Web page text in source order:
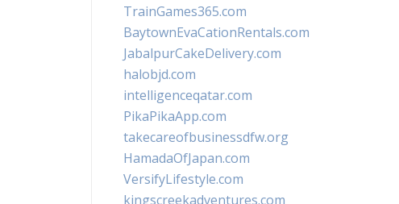
TrainGames365.com
BaytownEvaCationRentals.com
JabalpurCakeDelivery.com
halobjd.com
intelligenceqatar.com
PikaPikaApp.com
takecareofbusinessdfw.org
HamadaOfJapan.com
VersifyLifestyle.com
kingscreekadventures.com